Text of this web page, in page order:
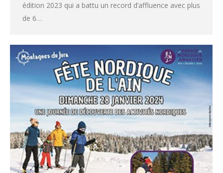
édition 2023 qui a battu un record d’affluence avec plus
de 6…